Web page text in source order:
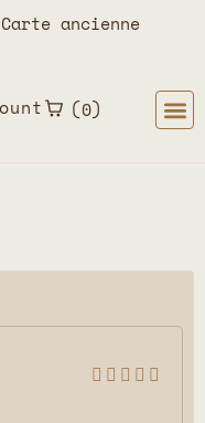
Carte ancienne
0
    